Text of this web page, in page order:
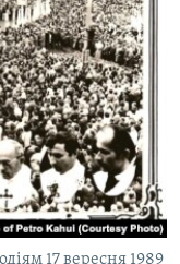
17 вересня 1989